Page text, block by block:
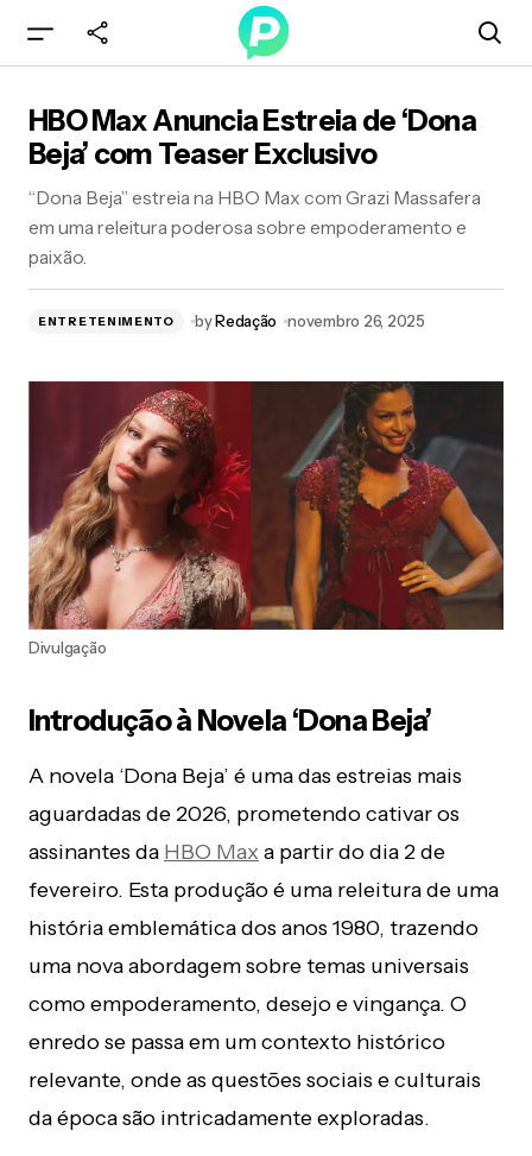
Teaser Exclusivo
HBO Max Anuncia Estreia de ‘Dona
Beja’ com Teaser Exclusivo
“Dona Beja” estreia na HBO Max com Grazi Massafera
em uma releitura poderosa sobre empoderamento e
paixão.
ENTRETENIMENTO byRedação novembro 26, 2025
Divulgação
Introdução à Novela ‘Dona Beja’
A novela ‘Dona Beja’ é uma das estreias mais
aguardadas de 2026, prometendo cativar os
assinantes da HBO Max a partir do dia 2 de
fevereiro. Esta produção é uma releitura de uma
história emblemática dos anos 1980, trazendo
uma nova abordagem sobre temas universais
como empoderamento, desejo e vingança. O
enredo se passa em um contexto histórico
relevante, onde as questões sociais e culturais
da época são intricadamente exploradas.